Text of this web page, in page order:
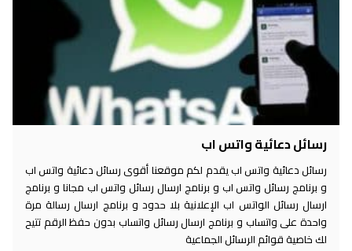
رسائل دعائية واتس اب
رسائل دعائية واتس اب يقدم لكم موقعنا أقوى رسائل دعائية واتس اب
و برنامج رسائل واتس اب و برنامج ارسال رسائل واتس اب مجانا و برنامج
ارسال رسائل الواتس اب الإعلانية بلا حدود و برنامج ارسال رسالة مرة
واحدة على واتساب و برنامج ارسال رسائل واتساب بدون حفظ الرقم تتيح
لك خاصية قوائم الرسائل الجماعية